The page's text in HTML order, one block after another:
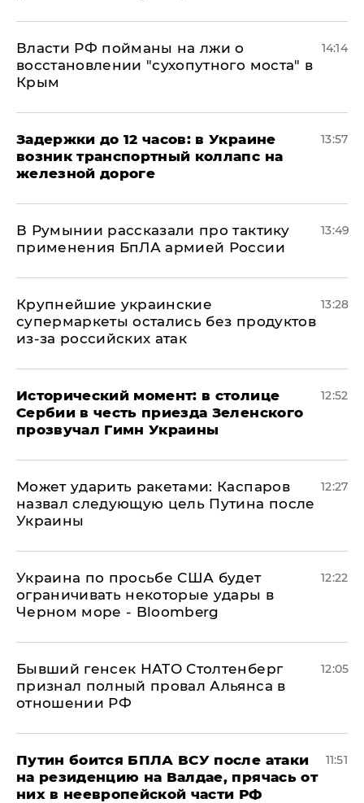
Власти РФ пойманы на лжи о
восстановлении "сухопутного моста" в
Крым
14:14
Задержки до 12 часов: в Украине
возник транспортный коллапс на
железной дороге
13:57
В Румынии рассказали про тактику
применения БпЛА армией России
13:49
Крупнейшие украинские
супермаркеты остались без продуктов
из-за российских атак
13:28
Исторический момент: в столице
Сербии в честь приезда Зеленского
прозвучал Гимн Украины
12:52
Может ударить ракетами: Каспаров
назвал следующую цель Путина после
Украины
12:27
Украина по просьбе США будет
ограничивать некоторые удары в
Черном море - Bloomberg
12:22
Бывший генсек НАТО Столтенберг
признал полный провал Альянса в
отношении РФ
12:05
Путин боится БПЛА ВСУ после атаки
на резиденцию на Валдае, прячась от
них в неевропейской части РФ
11:51